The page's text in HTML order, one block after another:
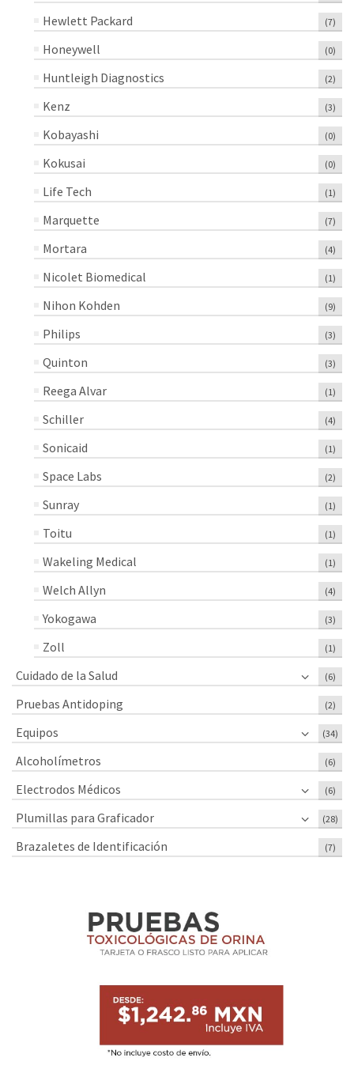
Hewlett Packard
(7)
Honeywell (0)
Huntleigh Diagnostics (2)
Kenz (3)
Kobayashi (0)
Kokusai (0)
Life Tech (1)
Marquette (7)
Mortara (4)
Nicolet Biomedical (1)
Nihon Kohden (9)
Philips (3)
Quinton (3)
Reega Alvar (1)
Schiller (4)
Sonicaid (1)
Space Labs (2)
Sunray (1)
Toitu (1)
Wakeling Medical (1)
Welch Allyn (4)
Yokogawa (3)
Zoll (1)
Cuidado de la Salud (6)
Pruebas Antidoping (2)
Equipos (34)
Alcoholímetros (6)
Electrodos Médicos (6)
Plumillas para Graficador (28)
Brazaletes de Identificación (7)